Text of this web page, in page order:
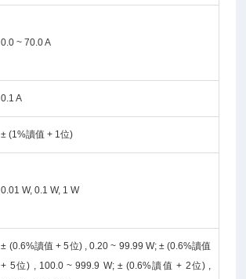
0.0 ~ 70.0 A
0.1 A
± (1%讀值 + 1位)
0.01 W, 0.1 W, 1 W
± (0.6%讀值 + 5位) , 0.20 ~ 99.99 W; ± (0.6%讀值
+ 5位) , 100.0 ~ 999.9 W; ± (0.6%讀值 + 2位) ,